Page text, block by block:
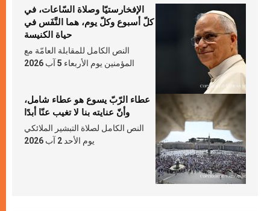
الإفخارستيّا وصلاة السّاعات، في
كلّ أسبوع وكلّ يوم، هما النَّفَس في
حياة الكنيسة
النص الكامل للمقابلة العامّة مع
المؤمنين يوم الأربعاء 5 آب 2026
عطاء الرّبّ يسوع هو عطاء شامل،
وأنّ عنايته بنا لا تغيب عنّا أبدًا
النص الكامل لصلاة التبشير الملائكي
يوم الأحد 2 آب 2026